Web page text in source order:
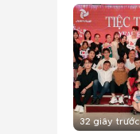
32 giây trước